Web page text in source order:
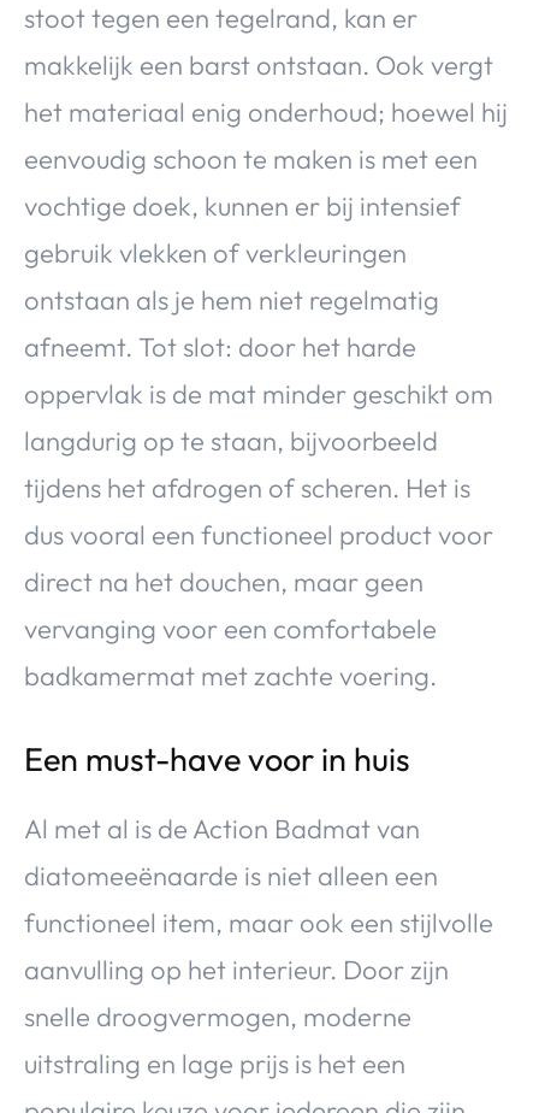
stoot tegen een tegelrand, kan er
makkelijk een barst ontstaan. Ook vergt
het materiaal enig onderhoud; hoewel hij
eenvoudig schoon te maken is met een
vochtige doek, kunnen er bij intensief
gebruik vlekken of verkleuringen
ontstaan als je hem niet regelmatig
afneemt. Tot slot: door het harde
oppervlak is de mat minder geschikt om
langdurig op te staan, bijvoorbeeld
tijdens het afdrogen of scheren. Het is
dus vooral een functioneel product voor
direct na het douchen, maar geen
vervanging voor een comfortabele
badkamermat met zachte voering.
Een must-have voor in huis
Al met al is de Action Badmat van
diatomeeënaarde is niet alleen een
functioneel item, maar ook een stijlvolle
aanvulling op het interieur. Door zijn
snelle droogvermogen, moderne
uitstraling en lage prijs is het een